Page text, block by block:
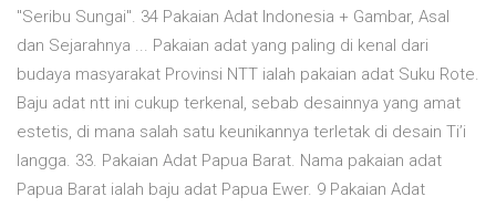
"Seribu Sungai". 34 Pakaian Adat Indonesia + Gambar, Asal
dan Sejarahnya ... Pakaian adat yang paling di kenal dari
budaya masyarakat Provinsi NTT ialah pakaian adat Suku Rote.
Baju adat ntt ini cukup terkenal, sebab desainnya yang amat
estetis, di mana salah satu keunikannya terletak di desain Ti’i
langga. 33. Pakaian Adat Papua Barat. Nama pakaian adat
Papua Barat ialah baju adat Papua Ewer. 9 Pakaian Adat